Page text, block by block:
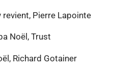
revient, Pierre Lapointe
Noël, Trust
Richard Gotainer